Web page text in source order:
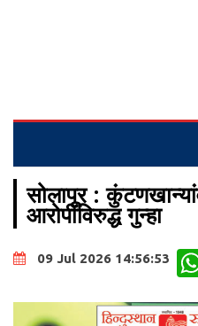
सोलापूर :
आरोपींविरुद्ध गुन्हा
09 Jul 2026 14:56:53